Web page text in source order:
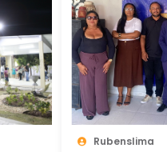
Rubenslima